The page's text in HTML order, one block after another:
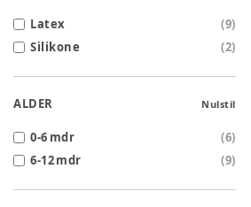
Latex (9)
Silikone
(2)
ALDER Nulstil
0-6 mdr (6)
6-12 mdr
(9)